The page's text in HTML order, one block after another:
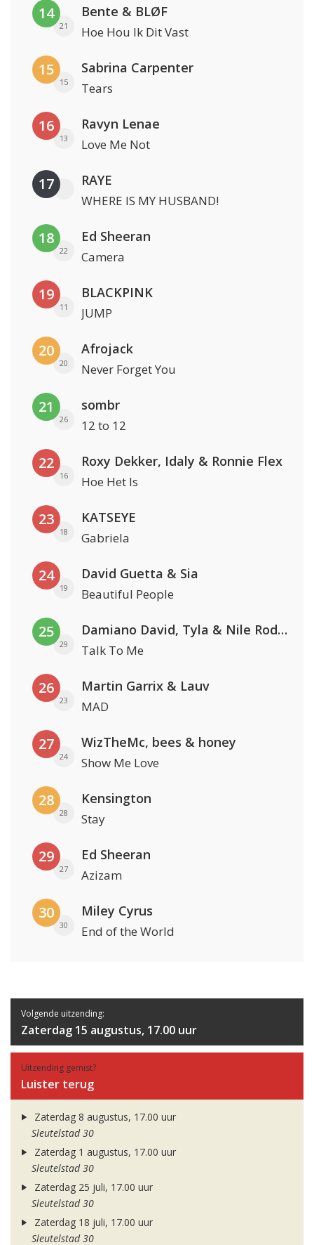
14
21
Bente & BLØF
Hoe Hou Ik Dit Vast
15
15
Sabrina Carpenter
Tears
16
13
Ravyn Lenae
Love Me Not
17 RAYE
WHERE IS MY HUSBAND!
18
22
Ed Sheeran
Camera
19
11
BLACKPINK
JUMP
20
20
Afrojack
Never Forget You
21
26
sombr
12 to 12
22
16
Roxy Dekker, Idaly & Ronnie Flex
Hoe Het Is
23
18
KATSEYE
Gabriela
24
19
David Guetta & Sia
Beautiful People
25
29
Damiano David, Tyla & Nile Rodgers
Talk To Me
26
23
Martin Garrix & Lauv
MAD
27
24
WizTheMc, bees & honey
Show Me Love
28
28
Kensington
Stay
29
27
Ed Sheeran
Azizam
30
30
Miley Cyrus
End of the World
Volgende uitzending:
Zaterdag 15 augustus, 17.00 uur
Uitzending gemist?
Luister terug
Zaterdag 8 augustus, 17.00 uur
Sleutelstad 30
Zaterdag 1 augustus, 17.00 uur
Sleutelstad 30
Zaterdag 25 juli, 17.00 uur
Sleutelstad 30
Zaterdag 18 juli, 17.00 uur
Sleutelstad 30